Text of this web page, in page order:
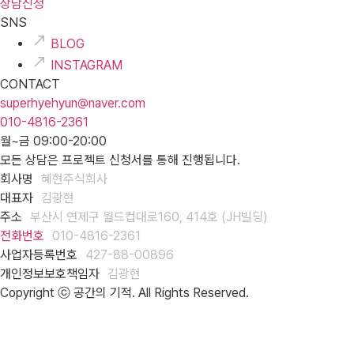
상담신청
SNS
BLOG
INSTAGRAM
CONTACT
superhyehyun@naver.com
010-4816-2361
월~금 09:00-20:00
모든 상담은 프로젝트 신청서를 통해 진행됩니다.
회사명
혜현주식회사
대표자 김광현
주소 부산시 연제구 월드컵대로160, 414호 (JH빌딩)
전화번호
010-4816-2361
사업자등록번호
427-88-00896
개인정보보호책임자 김광현
Copyright ⓒ 공간의 기적. All Rights Reserved.